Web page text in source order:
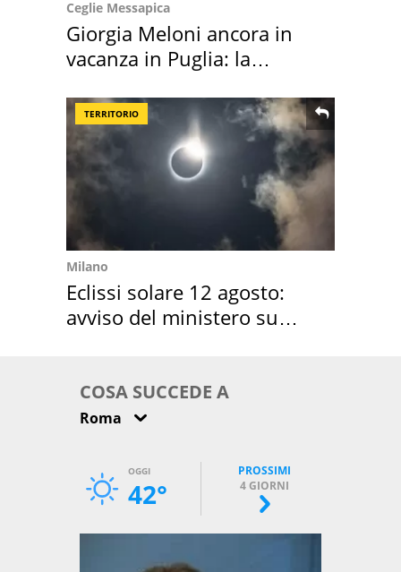
Ceglie Messapica
Giorgia Meloni ancora in
vacanza in Puglia: la
TERRITORIO
Milano
Eclissi solare 12 agosto:
avviso del ministero su